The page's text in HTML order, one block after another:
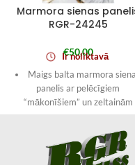
Marmora sienas
RGR-24245
€50,00
Ir noliktavā
Maigs balta marmora
panelis ar pelēcīgiem
“mākonīšiem” un zeltainām
māksliniecisku rakstu.
Kontrastējošais akmens efekts
piešķir telpai dziļumu un